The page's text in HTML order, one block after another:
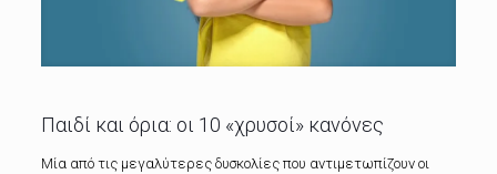
Παιδί και όρια: οι 10 «χρυσοί» κανόνες
Μία από τις μεγαλύτερες δυσκολίες που αντιμετωπίζουν οι